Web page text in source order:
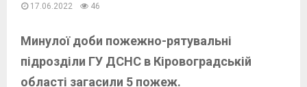
17.06.2022 46
Минулої доби пожежно-рятувальні
підрозділи ГУ ДСНС в Кіровоградській
області загасили 5 пожеж.